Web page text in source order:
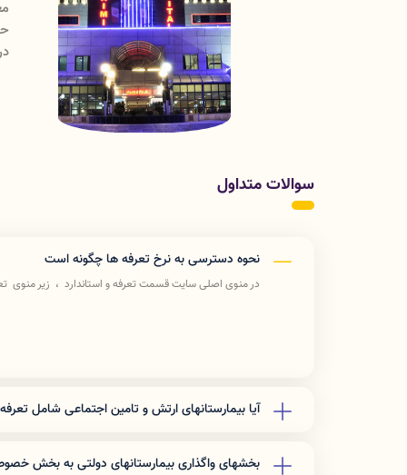
علوم پزشکی می باشد که سرپرستی امور مربوط به
دارد. این امور شامل برنامه ریزی و نظارت بر خدمات
سوالات متداول
نحوه دسترسی به نرخ تعرفه ها چگونه است
در منوی اصلی سایت قسمت تعرفه و استاندارد ، زیر
آیا بیمارستانهای ارتش و تامین اجتماعی شامل
بخشهای واگذاری بیمارستانهای دولتی به بخش